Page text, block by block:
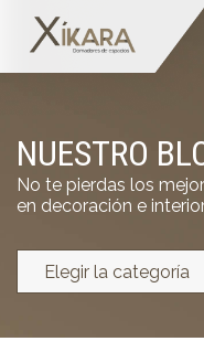
NUESTRO
No te pierdas los
en decoración e